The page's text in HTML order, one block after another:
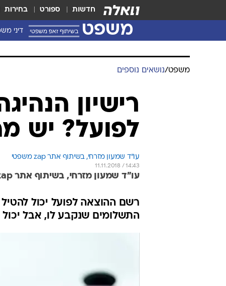
חדשות ספורט בחירות
משפט בשיתוף זאפ משפטי דיני
משפט/נושאים נוספים
רישיון
לפועל? יש
עו"ד שמעון מזרחי, בשיתוף אתר zap משפטי
11.11.2018 / 14:43
עו"ד שמעון מזרחי, בשיתוף אתר zap משפטי
רשם ההוצאה לפועל יכול
התשלומים שנקבע לו, אבל